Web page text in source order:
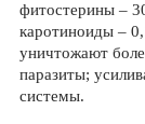
фитостерины –
каротиноиды –
уничтожают
паразиты;
системы.